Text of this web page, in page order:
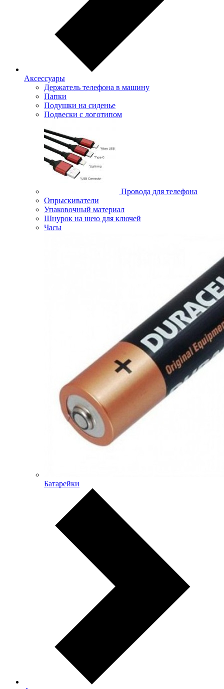
Аксессуары
Держатель телефона в машину
Папки
Подушки на сиденье
Подвески с логотипом
Провода для телефона
Опрыскиватели
Упаковочный материал
Шнурок на шею для ключей
Часы
Батарейки